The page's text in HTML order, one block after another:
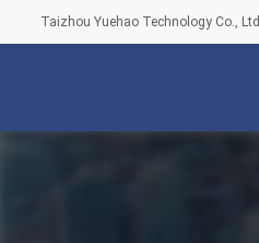
Taizhou Yuehao Technology Co., Ltd